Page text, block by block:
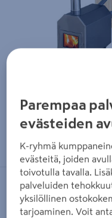
Zoomaa
Kylpytynnyri PW-
PLASTWELD
Parempaa
evästeiden
K-ryhmä
evästeitä, joiden
toivotulla tavalla.
palveluiden
yksilöllinen
tarjoaminen. Voit